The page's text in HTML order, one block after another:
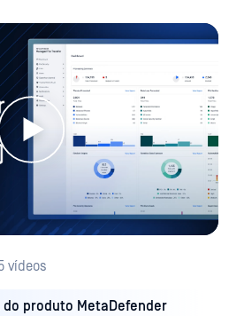
vídeos
produto MetaDefender